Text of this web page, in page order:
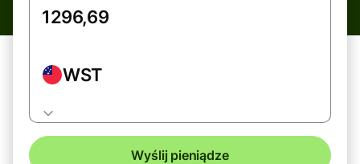
WST
Wyślij pieniądze